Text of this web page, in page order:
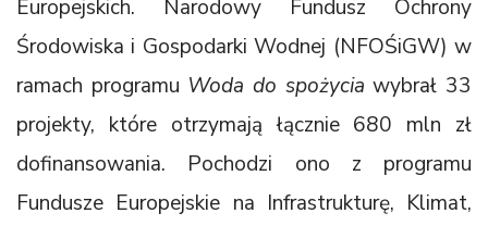
Europejskich. Narodowy Fundusz Ochrony
Środowiska i Gospodarki Wodnej (NFOŚiGW) w
ramach programu Woda do spożyciawybrał 33
projekty, które otrzymają łącznie 680 mln zł
dofinansowania. Pochodzi ono z programu
Fundusze Europejskie na Infrastrukturę, Klimat,